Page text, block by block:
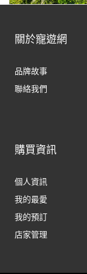
關於寵遊網
品牌故事
聯絡我們
購買資訊
個人資訊
我的最愛
我的預訂
店家管理